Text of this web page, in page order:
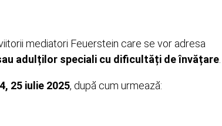
mediatori Feuerstein care se vor adresa
adulților speciali cu dificultăți de învățare.
25 iulie 2025, după cum urmează: